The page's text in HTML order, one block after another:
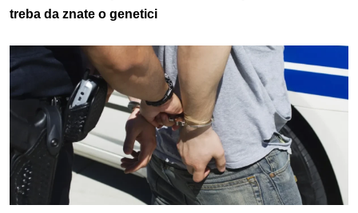
treba da znate o genetici